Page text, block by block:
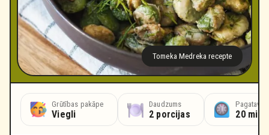
Tomeka Medreka recepte
Grūtības pakāpe
Viegli
Daudzums
2 porcijas 20